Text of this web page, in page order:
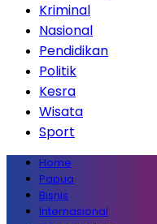
Kriminal
Nasional
Pendidikan
Politik
Kesra
Wisata
Sport
Home
Papua
Bisnis
Internasional